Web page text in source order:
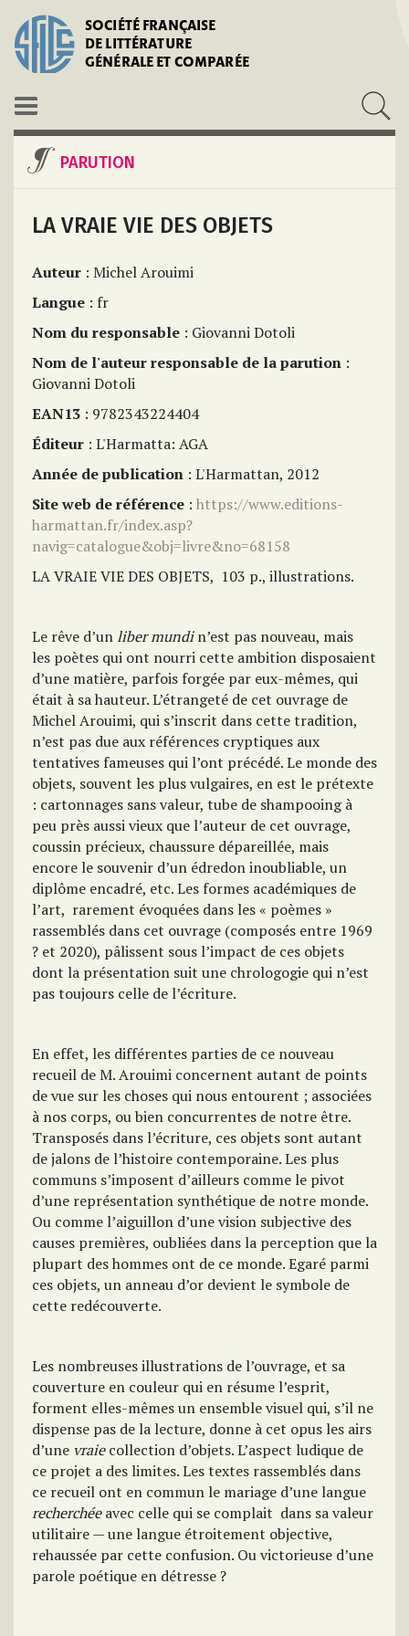
SOCIÉTÉ FRANÇAISE
DE LITTÉRATURE
GÉNÉRALE ET COMPARÉE
PARUTION
LA VRAIE VIE DES OBJETS
Auteur : Michel Arouimi
Langue : fr
Nom du responsable : Giovanni Dotoli
Nom de l'auteur responsable de la parution :
Giovanni Dotoli
EAN13 : 9782343224404
Éditeur : L'Harmatta: AGA
Année de publication : L'Harmattan, 2012
Site web de référence : https://www.editions-
harmattan.fr/index.asp?
navig=catalogue&obj=livre&no=68158
LA VRAIE VIE DES OBJETS, 103 p., illustrations.
Le rêve d’unliber mundin’est pas nouveau, mais
les poètes qui ont nourri cette ambition disposaient
d’une matière, parfois forgée par eux-mêmes, qui
était à sa hauteur. L’étrangeté de cet ouvrage de
Michel Arouimi, qui s’inscrit dans cette tradition,
n’est pas due aux références cryptiques aux
tentatives fameuses qui l’ont précédé. Le monde des
objets, souvent les plus vulgaires, en est le prétexte
: cartonnages sans valeur, tube de shampooing à
peu près aussi vieux que l’auteur de cet ouvrage,
coussin précieux, chaussure dépareillée, mais
encore le souvenir d’un édredon inoubliable, un
diplôme encadré, etc. Les formes académiques de
l’art, rarement évoquées dans les « poèmes »
rassemblés dans cet ouvrage (composés entre 1969
? et 2020), pâlissent sous l’impact de ces objets
dont la présentation suit une chrologogie qui n’est
pas toujours celle de l’écriture.
En effet, les différentes parties de ce nouveau
recueil de M. Arouimi concernent autant de points
de vue sur les choses qui nous entourent ; associées
à nos corps, ou bien concurrentes de notre être.
Transposés dans l’écriture, ces objets sont autant
de jalons de l’histoire contemporaine. Les plus
communs s’imposent d’ailleurs comme le pivot
d’une représentation synthétique de notre monde.
Ou comme l’aiguillon d’une vision subjective des
causes premières, oubliées dans la perception que la
plupart des hommes ont de ce monde. Egaré parmi
ces objets, un anneau d’or devient le symbole de
cette redécouverte.
Les nombreuses illustrations de l’ouvrage, et sa
couverture en couleur qui en résume l’esprit,
forment elles-mêmes un ensemble visuel qui, s’il ne
dispense pas de la lecture, donne à cet opus les airs
d’une vraiecollection d’objets. L’aspect ludique de
ce projet a des limites. Les textes rassemblés dans
ce recueil ont en commun le mariage d’une langue
recherchéeavec celle qui se complait dans sa valeur
utilitaire — une langue étroitement objective,
rehaussée par cette confusion. Ou victorieuse d’une
parole poétique en détresse ?